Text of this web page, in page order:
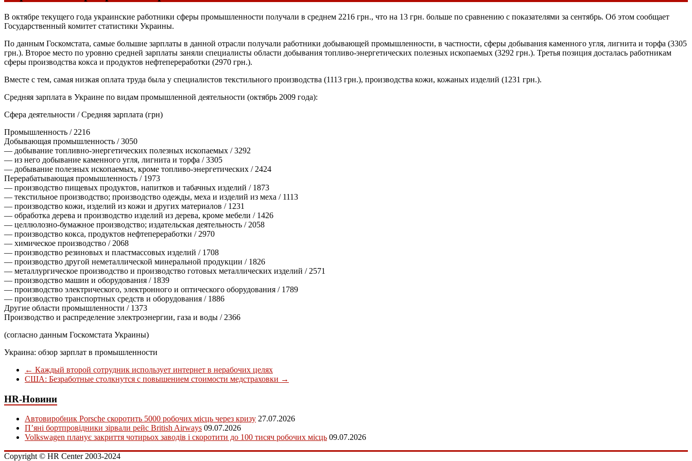
В октябре текущего года украинские работники сферы промышленности получали в среднем 2216 грн., что на 13 грн. больше по сравнению с показателями за сентябрь. Об этом сообщает
Государственный комитет статистики Украины.
По данным Госкомстата, самые большие зарплаты в данной отрасли получали работники добывающей промышленности, в частности, сферы добывания каменного угля, лигнита и торфа (3305
грн.). Второе место по уровню средней зарплаты заняли специалисты области добывания топливо-энергетических полезных ископаемых (3292 грн.). Третья позиция досталась работникам
сферы производства кокса и продуктов нефтепереработки (2970 грн.).
Вместе с тем, самая низкая оплата труда была у специалистов текстильного производства (1113 грн.), производства кожи, кожаных изделий (1231 грн.).
Средняя зарплата в Украине по видам промышленной деятельности (октябрь 2009 года):
Сфера деятельности / Средняя зарплата (грн)
Промышленность / 2216
Добывающая промышленность / 3050
— добывание топливно-энергетических полезных ископаемых / 3292
— из него добывание каменного угля, лигнита и торфа / 3305
— добывание полезных ископаемых, кроме топливо-энергетических / 2424
Перерабатывающая промышленность / 1973
— производство пищевых продуктов, напитков и табачных изделий / 1873
— текстильное производство; производство одежды, меха и изделий из меха / 1113
— производство кожи, изделий из кожи и других материалов / 1231
— обработка дерева и производство изделий из дерева, кроме мебели / 1426
— целлюлозно-бумажное производство; издательская деятельность / 2058
— производство кокса, продуктов нефтепереработки / 2970
— химическое производство / 2068
— производство резиновых и пластмассовых изделий / 1708
— производство другой неметаллической минеральной продукции / 1826
— металлургическое производство и производство готовых металлических изделий / 2571
— производство машин и оборудования / 1839
— производство электрического, электронного и оптического оборудования / 1789
— производство транспортных средств и оборудования / 1886
Другие области промышленности / 1373
Производство и распределение электроэнергии, газа и воды / 2366
(согласно данным Госкомстата Украины)
Украина: обзор зарплат в промышленности
← Каждый второй сотрудник использует интернет в нерабочих целях
США: Безработные столкнутся с повышением стоимости медстраховки →
HR-Новини
Автовиробник Porsche скоротить 5000 робочих місць через кризу 27.07.2026
П’яні бортпровідники зірвали рейс British Airways 09.07.2026
Volkswagen планує закриття чотирьох заводів і скоротити до 100 тисяч робочих місць 09.07.2026
Copyright © HR Center 2003-2024